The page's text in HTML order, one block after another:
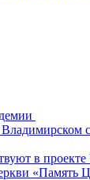
в проекте
«Память